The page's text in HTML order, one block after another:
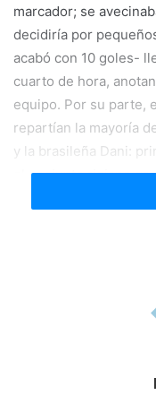
marcador; se
decidiría por
acabó con 10 goles-
cuarto de hora,
equipo. Por su parte,
repartían la mayoría
y la brasileña Dani:
el conjunto riojano
encuentro no
Los primeros
dos equipos